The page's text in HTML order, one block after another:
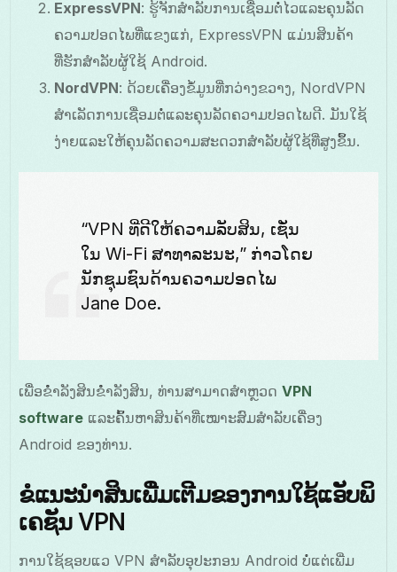
ExpressVPN: ຮູ້ຈັກສໍາລັບການເຊື່ອມຕໍ່ໄວແລະຄຸນລັດ
ຄວາມປອດໄພທີ່ແຂງແກ່, ExpressVPN ແມ່ນສິນຄ້າ
ທີ່ຮັກສຳລັບຜູ້ໃຊ້ Android.
NordVPN: ດ້ວຍເຄື່ອງຂໍ້ມູນທີ່ກວ່າງຂວາງ, NordVPN
ສໍາເລັດການເຊື່ອມຕໍ່ແລະຄຸນລັດຄວາມປອດໄພດີ. ມັນໃຊ້
ງ່າຍແລະໃຫ້ຄຸນລັດຄວາມສະດວກສໍາລັບຜູ້ໃຊ້ທີ່ສູງຂຶ້ນ.
“VPN ທີ່ດີໃຫ້ຄວາມລັບສິນ, ເຊັ່ນ
ໃນ Wi-Fi ສາທາລະນະ,” ກ່າວໂດຍ
ນັກຊຸມຊົນດ້ານຄວາມປອດໄພ
Jane Doe.
ເພື່ອຂໍໍາລັງສິນຂໍໍາລັງສິນ, ທ່ານສາມາດສຳຫຼວດVPN
software ແລະຄົ້ນຫາສິນຄ້າທີ່ເໝາະສົມສຳລັບເຄື່ອງ
Android ຂອງທ່ານ.
ຂໍແນະນຳສິນເພີ່ມເຕີມຂອງການໃຊ້ແອັບພິ
ເຄຊັນ VPN
ການໃຊ້ຊອບແວ VPN ສໍາລັບອຸປະກອນ Android ບໍ່ແຕ່ເພີ່ມ